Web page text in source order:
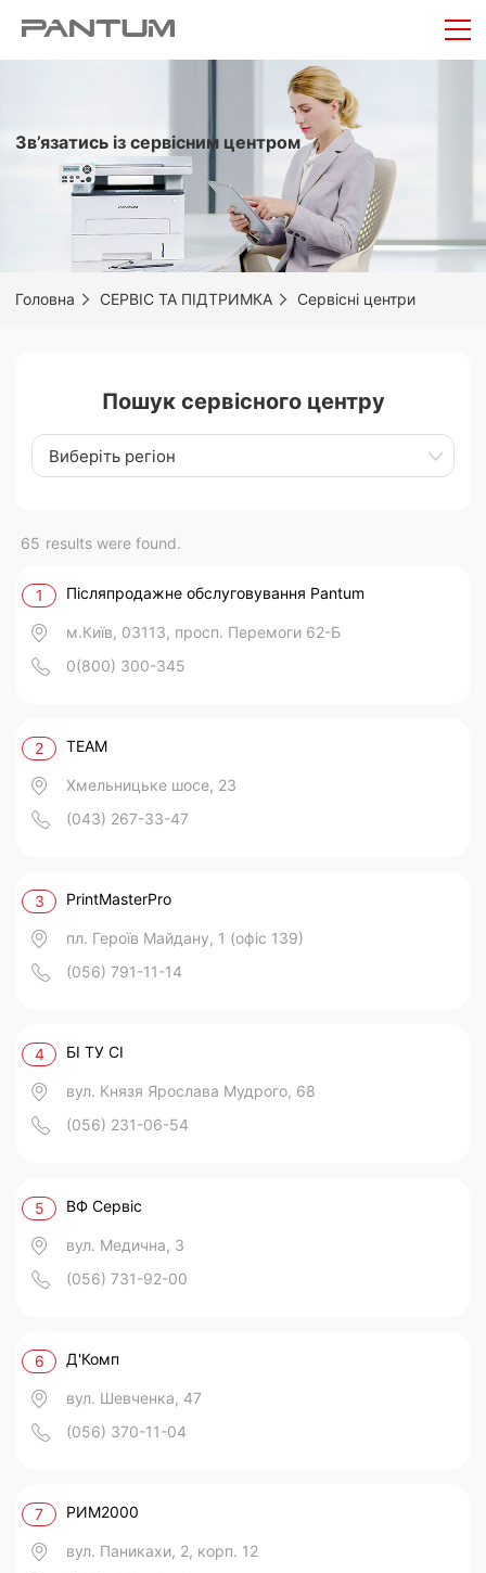
Зв’язатись із сервісним центром
Головна СЕРВІС ТА ПІДТРИМКА Сервісні центри
Пошук сервісного центру
Виберіть регіон
65 results were found.
1 Післяпродажне обслуговування Pantum
м.Київ, 03113, просп. Перемоги 62-Б
0(800) 300-345
2 TEAM
Хмельницьке шосе, 23
(043) 267-33-47
3 PrintMasterPro
пл. Героїв Майдану, 1 (офіс 139)
(056) 791-11-14
4 БІ ТУ СІ
вул. Князя Ярослава Мудрого, 68
(056) 231-06-54
5 ВФ Сервіс
вул. Медична, 3
(056) 731-92-00
6 Д'Комп
вул. Шевченка, 47
(056) 370-11-04
7 РИМ2000
вул. Паникахи, 2, корп. 12